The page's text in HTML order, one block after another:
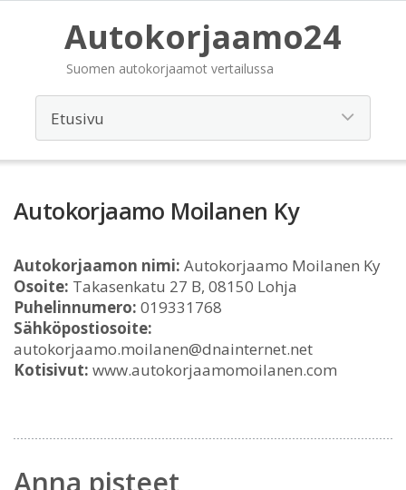
Autokorjaamo24
Suomen autokorjaamot vertailussa
Autokorjaamo Moilanen Ky
Autokorjaamon nimi: Autokorjaamo Moilanen Ky
Osoite: Takasenkatu 27 B, 08150 Lohja
Puhelinnumero: 019331768
Sähköpostiosoite:
autokorjaamo.moilanen@dnainternet.net
Kotisivut: www.autokorjaamomoilanen.com
Anna pisteet